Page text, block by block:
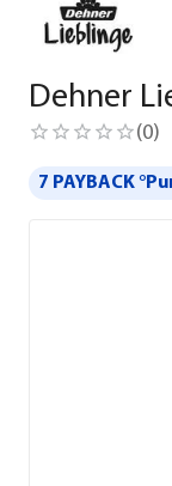
Dehner
(0)
7 PAYBACK